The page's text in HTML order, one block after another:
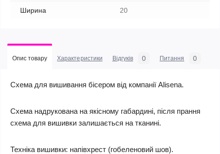
Ширина 20
Опис товару Характеристики Відгуків 0 Питання 0
Схема для вишивання бісером від компанії Alisena.
Схема надрукована на якісному габардині, після прання
схема для вишивки залишається на тканині.
Техніка вишивки: напівхрест (гобеленовий шов).